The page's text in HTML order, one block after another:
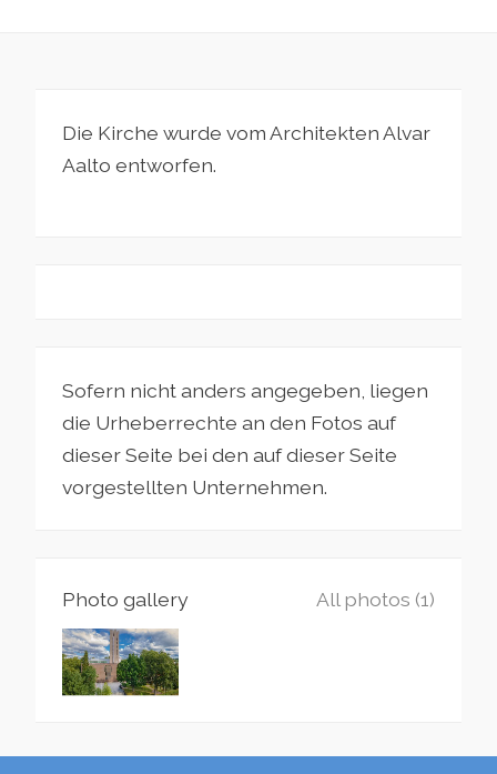
Die Kirche wurde vom Architekten Alvar
Aalto entworfen.
Sofern nicht anders angegeben, liegen
die Urheberrechte an den Fotos auf
dieser Seite bei den auf dieser Seite
vorgestellten Unternehmen.
Photo gallery All photos (1)